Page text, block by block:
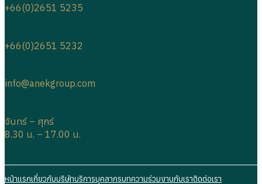
info@anekgroup.com
จันทร์ – ศุกร์
8.30 น. – 17.00 น.
+66(0)2651 5235
+66(0)2651 5232
หน้าแรกเกี่ยวกับบริษัทบริการบุคลากรบทความร่วมงานกับเราติดต่อเรา